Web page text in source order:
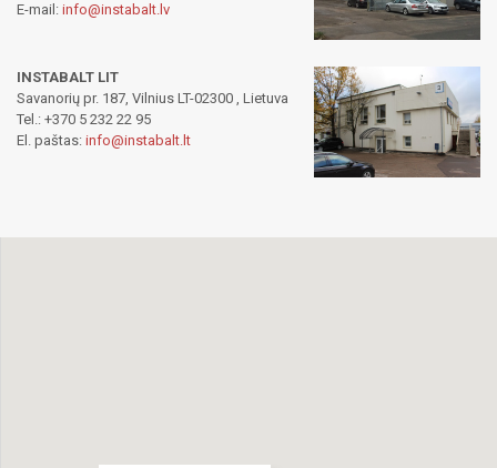
E-mail: info@instabalt.lv
INSTABALT LIT
Savanorių pr. 187, Vilnius LT-02300 , Lietuva
Tel.: +370 5 232 22 95
El. paštas: info@instabalt.lt